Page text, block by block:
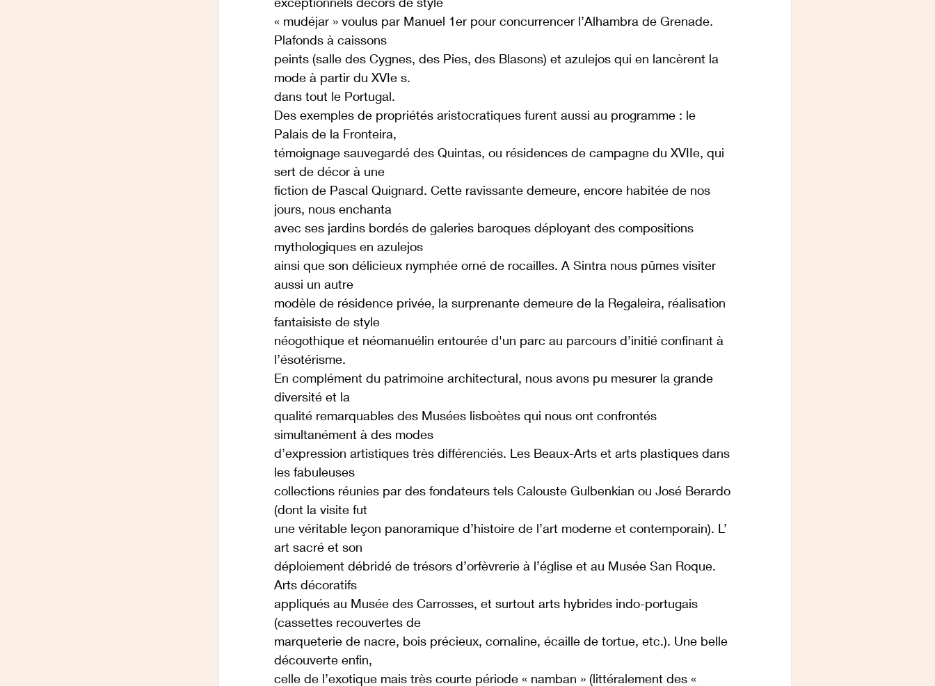
« mudéjar » voulus par Manuel 1er pour concurrencer l’Alhambra de Grenade.
Plafonds à caissons
peints (salle des Cygnes, des Pies, des Blasons) et azulejos qui en lancèrent la
mode à partir du XVIe s.
dans tout le Portugal.
Des exemples de propriétés aristocratiques furent aussi au programme : le
Palais de la Fronteira,
témoignage sauvegardé des Quintas, ou résidences de campagne du XVIIe, qui
sert de décor à une
fiction de Pascal Quignard. Cette ravissante demeure, encore habitée de nos
jours, nous enchanta
avec ses jardins bordés de galeries baroques déployant des compositions
mythologiques en azulejos
ainsi que son délicieux nymphée orné de rocailles. A Sintra nous pûmes visiter
aussi un autre
modèle de résidence privée, la surprenante demeure de la Regaleira, réalisation
fantaisiste de style
néogothique et néomanuélin entourée d'un parc au parcours d’initié confinant à
l’ésotérisme.
En complément du patrimoine architectural, nous avons pu mesurer la grande
diversité et la
qualité remarquables des Musées lisboètes qui nous ont confrontés
simultanément à des modes
d’expression artistiques très différenciés. Les Beaux-Arts et arts plastiques dans
les fabuleuses
collections réunies par des fondateurs tels Calouste Gulbenkian ou José Berardo
(dont la visite fut
une véritable leçon panoramique d’histoire de l’art moderne et contemporain). L’
art sacré et son
déploiement débridé de trésors d’orfèvrerie à l’église et au Musée San Roque.
Arts décoratifs
appliqués au Musée des Carrosses, et surtout arts hybrides indo-portugais
(cassettes recouvertes de
marqueterie de nacre, bois précieux, cornaline, écaille de tortue, etc.). Une belle
découverte enfin,
celle de l’exotique mais très courte période « namban » (littéralement des «